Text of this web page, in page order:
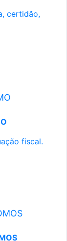
certidão,
fiscal.